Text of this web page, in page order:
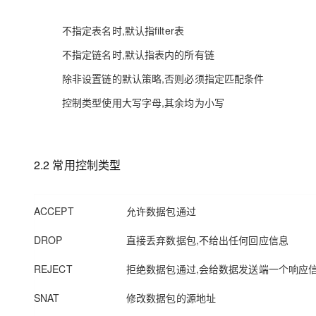
不指定表名时,默认指filter表
不指定链名时,默认指表内的所有链
除非设置链的默认策略,否则必须指定匹配条件
控制类型使用大写字母,其余均为小写
2.2 常用控制类型
ACCEPT 允许数据包通过
DROP 直接丢弃数据包,不给出任何回应信息
REJECT 拒绝数据包通过,会给数据发送端一个响应
SNAT 修改数据包的源地址